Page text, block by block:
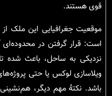
قوی هستند.
موقعیت جغرافیایی این ملک
است: قرار گرفتن در
نزدیکی به ساحل، باعث شده
ویلاسازی لوکس یا حتی
باشد. نکتهٔ مهم دیگر،